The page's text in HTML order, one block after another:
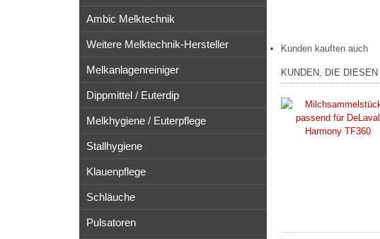
Kunden kauften auch
KUNDEN, DIE
Ambic Melktechnik
Weitere Melktechnik-Hersteller
Melkanlagenreiniger
Dippmittel / Euterdip
Melkhygiene / Euterpflege
Stallhygiene
Klauenpflege
Schläuche
Pulsatoren